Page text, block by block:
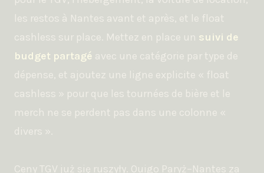
les restos à Nantes avant et après, et le float
cashless sur place. Mettez en place un suivi de
budget partagé avec une catégorie par type de
dépense, et ajoutez une ligne explicite « float
cashless » pour que les tournées de bière et le
merch ne se perdent pas dans une colonne «
divers ».
Ceny TGV już się ruszyły. Ouigo Paryż–Nantes za